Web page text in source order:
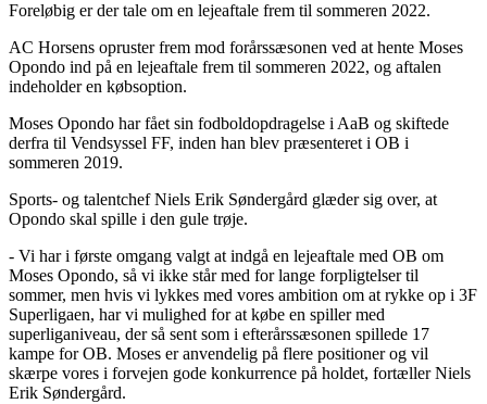
Foreløbig er der tale om en lejeaftale frem til sommeren 2022.
AC Horsens opruster frem mod forårssæsonen ved at hente Moses
Opondo ind på en lejeaftale frem til sommeren 2022, og aftalen
indeholder en købsoption.
Moses Opondo har fået sin fodboldopdragelse i AaB og skiftede
derfra til Vendsyssel FF, inden han blev præsenteret i OB i
sommeren 2019.
Sports- og talentchef Niels Erik Søndergård glæder sig over, at
Opondo skal spille i den gule trøje.
- Vi har i første omgang valgt at indgå en lejeaftale med OB om
Moses Opondo, så vi ikke står med for lange forpligtelser til
sommer, men hvis vi lykkes med vores ambition om at rykke op i 3F
Superligaen, har vi mulighed for at købe en spiller med
superliganiveau, der så sent som i efterårssæsonen spillede 17
kampe for OB. Moses er anvendelig på flere positioner og vil
skærpe vores i forvejen gode konkurrence på holdet, fortæller Niels
Erik Søndergård.